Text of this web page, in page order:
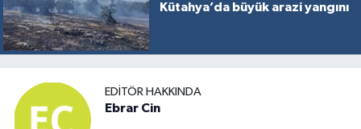
Kütahya’da büyük arazi yangını
EDITÖR HAKKINDA
Ebrar Cin